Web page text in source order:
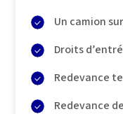
Un camion
Droits
Redevance
Redevance